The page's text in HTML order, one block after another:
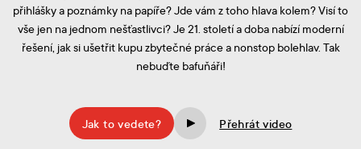
přihlášky a poznámky na papíře? Jde vám z toho hlava kolem? Visí to
vše jen na jednom nešťastlivci? Je 21. století a doba nabízí moderní
řešení, jak si ušetřit kupu zbytečné práce a nonstop bolehlav. Tak
nebuďte bafuňáři!
Jak to vedete? Přehrát video